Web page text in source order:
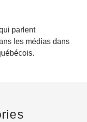
parlent
les médias dans